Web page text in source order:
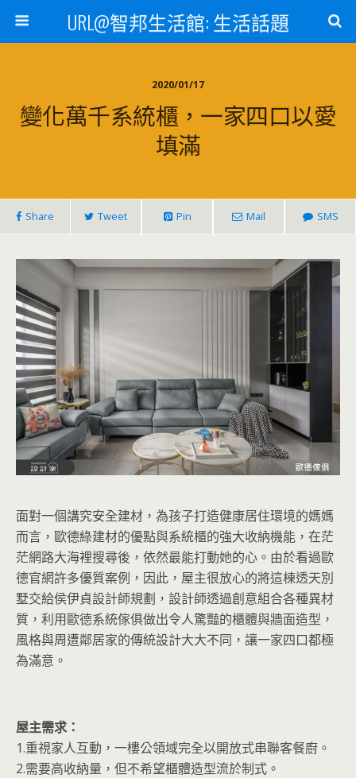
URL@智邦生活館: 生活話題
2020/01/17
變化萬千系統櫃，一家四口以愛
填滿
Share Tweet Pin Mail SMS
面對一個講究安全建材，為孩子打造健康居住環境的媽媽
而言，歐德綠建材的優點與系統櫃的強大收納機能，在茫
茫網路大海裡搜尋後，依然最能打動她的心。由於看過歐
德官網許多優質案例，因此，屋主很放心的將這棟透天別
墅交給侯伊貞設計師規劃，設計師透過創意組合各種異材
質，利用歐德系統傢俱做出令人驚豔的櫃體與牆面造型，
風格與周遭鄰居家的傳統設計大大不同，讓一家四口都極
為滿意。
屋主需求：
1.重視家人互動，一樓公領域完全以開放式串聯客餐廚。
2.需要高收納量，但不希望櫃體造型流於制式。